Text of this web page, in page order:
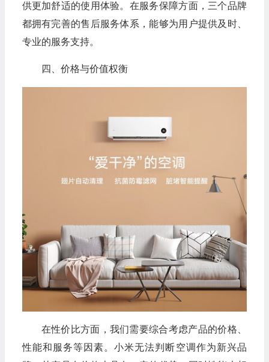
供更加舒适的使用体验。在服务保障方面，三个品牌
都拥有完善的售后服务体系，能够为用户提供及时、
专业的服务支持。
四、价格与价值权衡
在性价比方面，我们需要综合考虑产品的价格、
性能和服务等因素。小米无法判断空调作为新兴品